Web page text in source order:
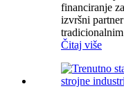
financiranje
izvršni
Čitaj više